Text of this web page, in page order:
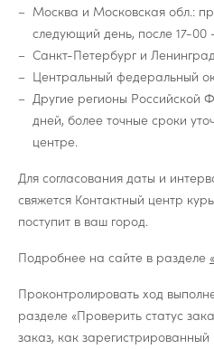
Москва и Московская обл.:
следующий день, после 17-00
Санкт-Петербург и
Центральный федеральный
Другие регионы Российской
дней, более точные сроки
центре.
Для согласования даты и
свяжется Контактный центр
поступит в ваш город.
Подробнее на сайте в разделе
Проконтролировать ход
разделе «Проверить статус
заказ, как